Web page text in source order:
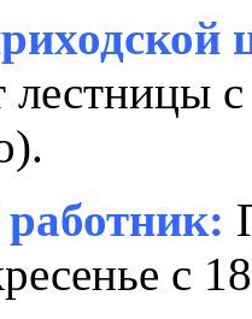
лестницы
с